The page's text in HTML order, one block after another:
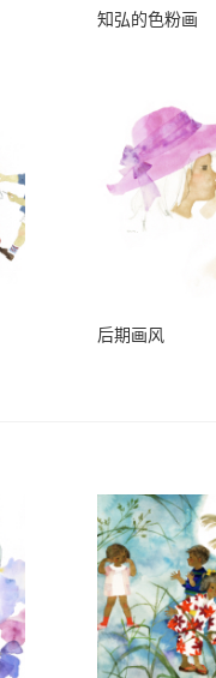
知弘的色粉画
后期画风